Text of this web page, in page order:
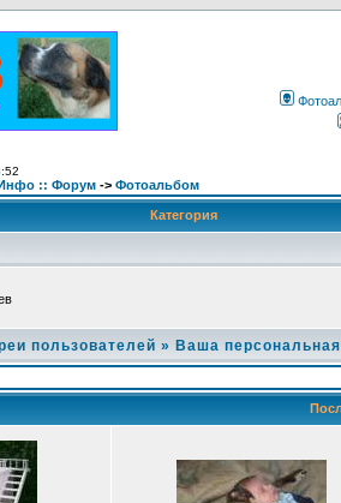
:: Форум -> Фотоальбом
Категория
пользователей » Ваша